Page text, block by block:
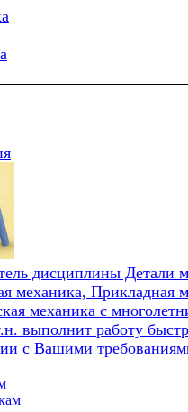
дисциплины Детали
механика, Прикладная
механика с
выполнит работу
с Вашими